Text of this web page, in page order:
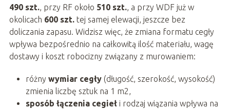
490 szt., przy RF około 510 szt., a przy WDF już w
okolicach 600 szt.tej samej elewacji, jeszcze bez
doliczania zapasu. Widzisz więc, że zmiana formatu cegły
wpływa bezpośrednio na całkowitą ilość materiału, wagę
dostawy i koszt robocizny związany z murowaniem:
różny wymiar cegły(długość, szerokość, wysokość)
zmienia liczbę sztuk na 1 m2,
sposób łączenia cegiełi rodzaj wiązania wpływa na